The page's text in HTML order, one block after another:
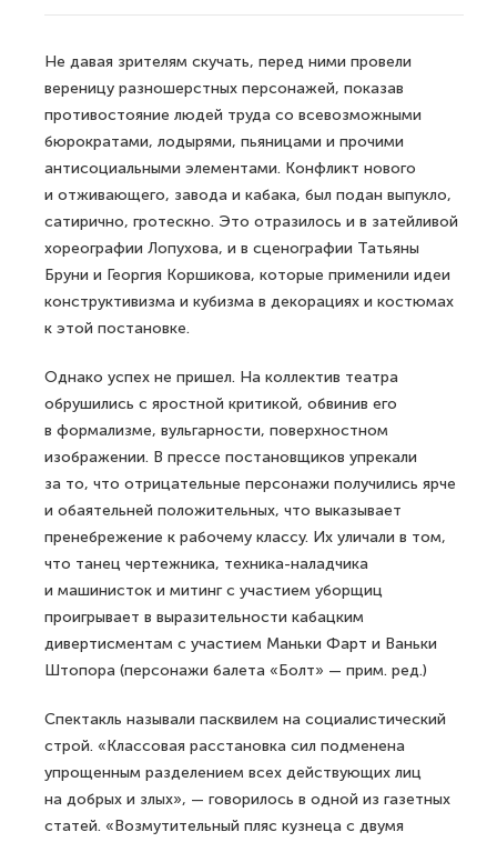
Не давая зрителям скучать, перед ними провели
вереницу разношерстных персонажей, показав
противостояние людей труда со всевозможными
бюрократами, лодырями, пьяницами и прочими
антисоциальными элементами. Конфликт нового
и отживающего, завода и кабака, был подан выпукло,
сатирично, гротескно. Это отразилось и в затейливой
хореографии Лопухова, и в сценографии Татьяны
Бруни и Георгия Коршикова, которые применили идеи
конструктивизма и кубизма в декорациях и костюмах
к этой постановке.
Однако успех не пришел. На коллектив театра
обрушились с яростной критикой, обвинив его
в формализме, вульгарности, поверхностном
изображении. В прессе постановщиков упрекали
за то, что отрицательные персонажи получились ярче
и обаятельней положительных, что выказывает
пренебрежение к рабочему классу. Их уличали в том,
что танец чертежника, техника-наладчика
и машинисток и митинг с участием уборщиц
проигрывает в выразительности кабацким
дивертисментам с участием Маньки Фарт и Ваньки
Штопора (персонажи балета «Болт» — прим. ред.)
Спектакль называли пасквилем на социалистический
строй. «Классовая расстановка сил подменена
упрощенным разделением всех действующих лиц
на добрых и злых», — говорилось в одной из газетных
статей. «Возмутительный пляс кузнеца с двумя